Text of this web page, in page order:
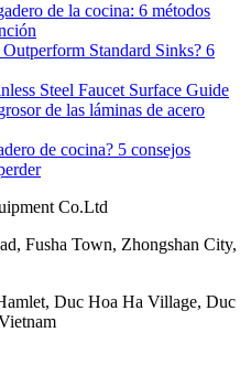
de la cocina: 6 métodos
Standard Sinks? 6
Steel Faucet Surface Guide
de las láminas de acero
de cocina? 5 consejos
Co.Ltd
Fusha Town, Zhongshan City,
Duc Hoa Ha Village, Duc